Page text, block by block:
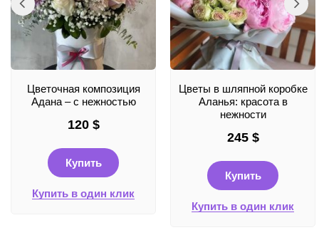
Цветочная композиция
Адана – с нежностью
120 $
Купить
Купить в один клик
Цветы в шляпной коробке
Аланья: красота в
нежности
245 $
Купить
Купить в один клик